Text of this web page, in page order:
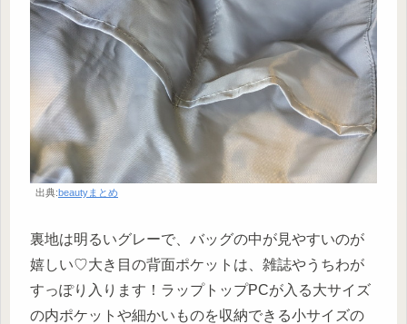
出典:beautyまとめ
裏地は明るいグレーで、バッグの中が見やすいのが
嬉しい♡大き目の背面ポケットは、雑誌やうちわが
すっぽり入ります！ラップトップPCが入る大サイズ
の内ポケットや細かいものを収納できる小サイズの